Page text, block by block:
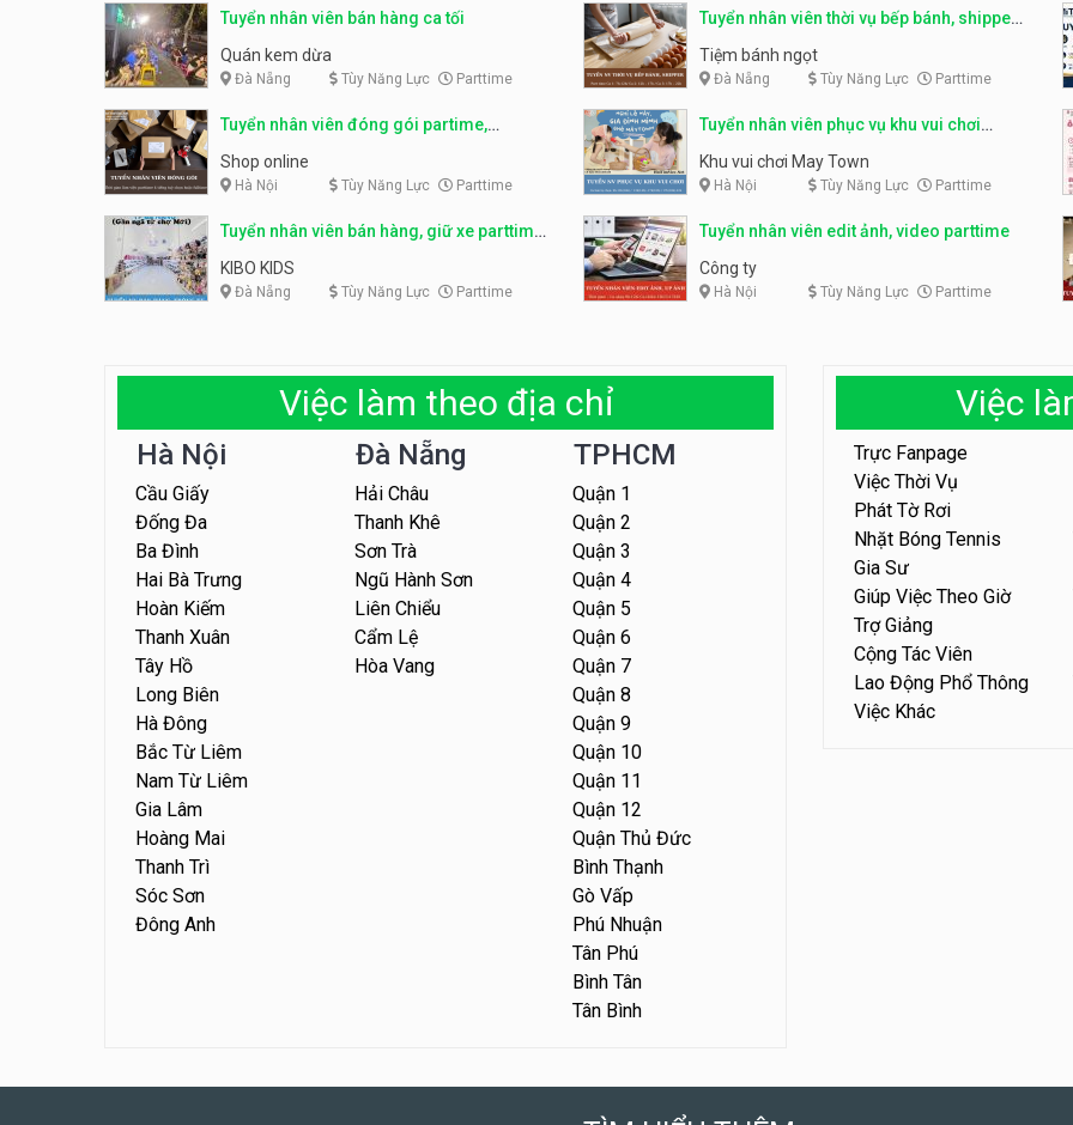
Tuyển nhân viên bán hàng ca tối
Quán kem dừa
Đà Nẵng Tùy Năng Lực Parttime
Tuyển nhân viên thời vụ bếp bánh, shipper
parttime
Tiệm bánh ngọt
Đà Nẵng Tùy Năng Lực Parttime
Tuyển nhân viên đóng gói partime,
fulltime
Shop online
Hà Nội Tùy Năng Lực Parttime
Tuyển nhân viên phục vụ khu vui chơi
parttime linh động
Khu vui chơi May Town
Hà Nội Tùy Năng Lực Parttime
Tuyển nhân viên bán hàng, giữ xe parttime
– Kibo Kid
KIBO KIDS
Đà Nẵng Tùy Năng Lực Parttime
Tuyển nhân viên edit ảnh, video parttime
Công ty
Hà Nội Tùy Năng Lực Parttime
Việc làm theo địa chỉ
Hà Nội
Cầu Giấy
Đống Đa
Ba Đình
Hai Bà Trưng
Hoàn Kiếm
Thanh Xuân
Tây Hồ
Long Biên
Hà Đông
Bắc Từ Liêm
Nam Từ Liêm
Gia Lâm
Hoàng Mai
Thanh Trì
Sóc Sơn
Đông Anh
Đà Nẵng
Hải Châu
Thanh Khê
Sơn Trà
Ngũ Hành Sơn
Liên Chiểu
Cẩm Lệ
Hòa Vang
TPHCM
Quận 1
Quận 2
Quận 3
Quận 4
Quận 5
Quận 6
Quận 7
Quận 8
Quận 9
Quận 10
Quận 11
Quận 12
Quận Thủ Đức
Bình Thạnh
Gò Vấp
Phú Nhuận
Tân Phú
Bình Tân
Tân Bình
Việc
Trực Fanpage
Việc Thời Vụ
Phát Tờ Rơi
Nhặt Bóng Tennis
Gia Sư
Giúp Việc Theo Giờ
Trợ Giảng
Cộng Tác Viên
Lao Động Phổ Thông
Việc Khác